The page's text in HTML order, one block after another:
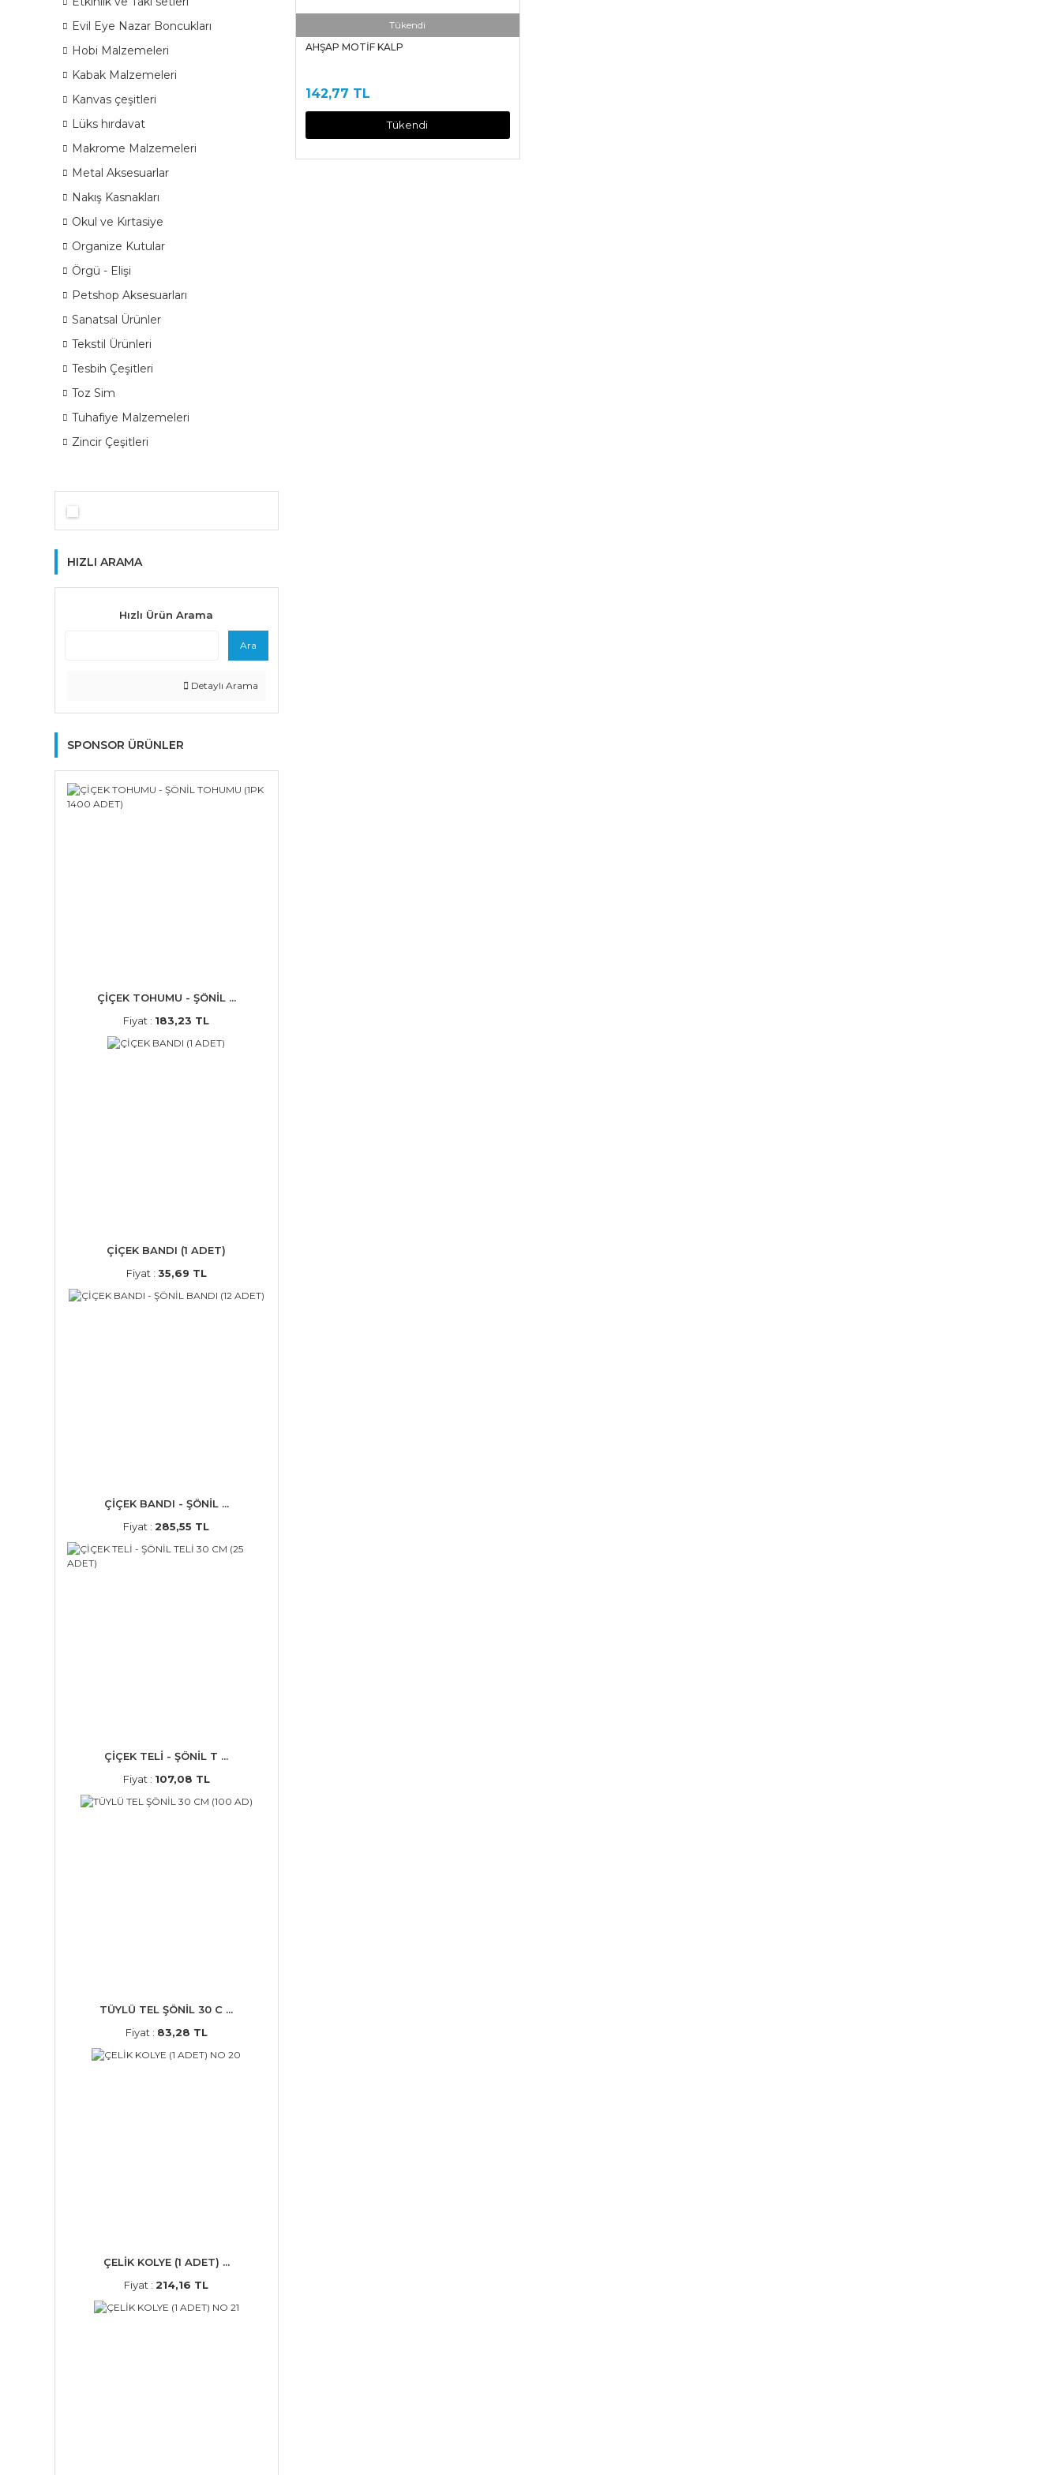
Evil Eye Nazar Boncukları
Hobi Malzemeleri
Kabak Malzemeleri
Kanvas çeşitleri
Lüks hırdavat
Makrome Malzemeleri
Metal Aksesuarlar
Nakış Kasnakları
Okul ve Kırtasiye
Organize Kutular
Örgü - Elişi
Petshop Aksesuarları
Sanatsal Ürünler
Tekstil Ürünleri
Tesbih Çeşitleri
Toz Sim
Tuhafiye Malzemeleri
Zincir Çeşitleri
HIZLI ARAMA
Hızlı Ürün Arama
Ara
Detaylı Arama
SPONSOR ÜRÜNLER
ÇİÇEK TOHUMU - ŞÖNİL ...
Fiyat : 183,23 TL
ÇİÇEK BANDI (1 ADET)
Fiyat : 35,69 TL
ÇİÇEK BANDI - ŞÖNİL ...
Fiyat :285,55 TL
ÇİÇEK TELİ - ŞÖNİL T ...
Fiyat : 107,08 TL
TÜYLÜ TEL ŞÖNİL 30 C ...
Fiyat : 83,28 TL
ÇELİK KOLYE (1 ADET) ...
Fiyat :214,16 TL
Tükendi
AHŞAP MOTİF KALP
142,77 TL
Tükendi